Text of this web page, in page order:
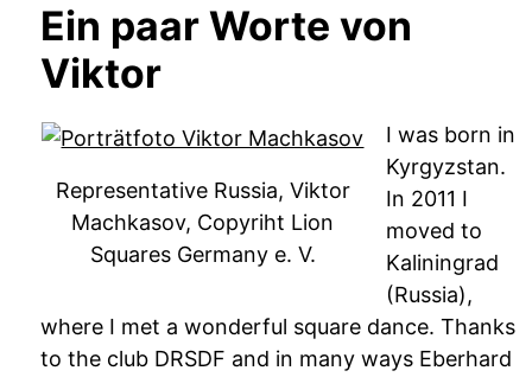
Ein paar Worte von
Viktor
Representative Russia, Viktor
Machkasov, Copyriht Lion
Squares Germany e. V.
I was born in
Kyrgyzstan.
In 2011 I
moved to
Kaliningrad
(Russia),
where I met a wonderful square dance. Thanks
to the club DRSDF and in many ways Eberhard